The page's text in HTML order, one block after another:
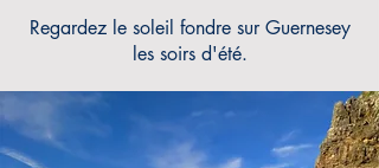
Regardez le soleil fondre sur Guernesey
les soirs d'été.